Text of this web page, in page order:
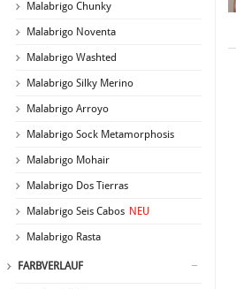
Malabrigo Chunky
Malabrigo Noventa
Malabrigo Washted
Malabrigo Silky Merino
Malabrigo Arroyo
Malabrigo Sock Metamorphosis
Malabrigo Mohair
Malabrigo Dos Tierras
Malabrigo Seis Cabos NEU
Malabrigo Rasta
FARBVERLAUF